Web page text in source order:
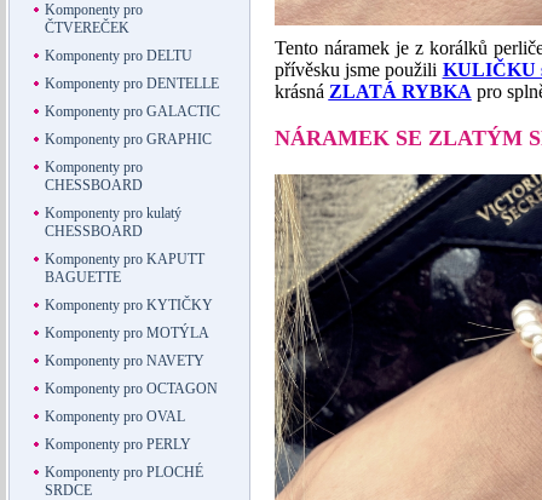
Komponenty pro
ČTVEREČEK
Komponenty pro DELTU
Komponenty pro DENTELLE
Komponenty pro GALACTIC
Komponenty pro GRAPHIC
Komponenty pro
CHESSBOARD
Komponenty pro kulatý
CHESSBOARD
Komponenty pro KAPUTT
BAGUETTE
Komponenty pro KYTIČKY
Komponenty pro MOTÝLA
Komponenty pro NAVETY
Komponenty pro OCTAGON
Komponenty pro OVAL
Komponenty pro PERLY
Komponenty pro PLOCHÉ
SRDCE
Tento náramek je z korálků
přívěsku jsme použili KULIČKU
krásná ZLATÁ RYBKA pro
NÁRAMEK SE ZLATÝM